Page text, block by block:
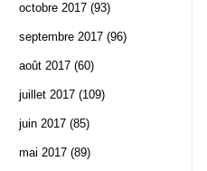
octobre 2017 (93)
septembre 2017 (96)
août 2017 (60)
juillet 2017 (109)
juin 2017 (85)
mai 2017 (89)